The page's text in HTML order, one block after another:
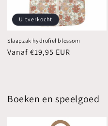
Uitverkocht
Slaapzak hydrofiel blossom
Normale
Vanaf €19,95 EUR
Boeken en speelgoed